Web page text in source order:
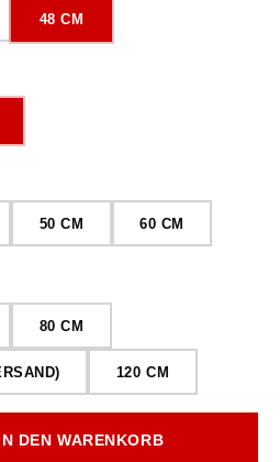
48 CM
50 CM 60 CM
80 CM
120 CM
DEN WARENKORB